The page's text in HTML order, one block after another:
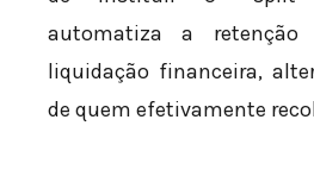
automatiza a
liquidação financeira,
de quem efetivamente